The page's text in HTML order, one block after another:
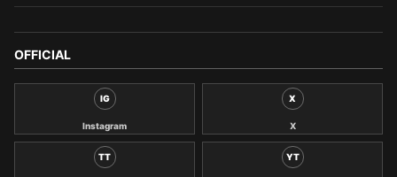
OFFICIAL
IG
Instagram
X
X
TT YT